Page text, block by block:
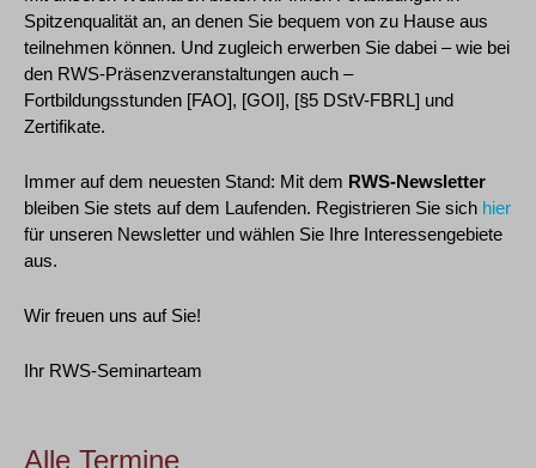
Spitzenqualität an, an denen Sie bequem von zu Hause aus
teilnehmen können. Und zugleich erwerben Sie dabei – wie bei
den RWS-Präsenzveranstaltungen auch –
Fortbildungsstunden [FAO], [GOI], [§5 DStV-FBRL] und
Zertifikate.
Immer auf dem neuesten Stand: Mit dem RWS-Newsletter
bleiben Sie stets auf dem Laufenden. Registrieren Sie sich hier
für unseren Newsletter und wählen Sie Ihre Interessengebiete
aus.
Wir freuen uns auf Sie!
Ihr RWS-Seminarteam
Alle Termine